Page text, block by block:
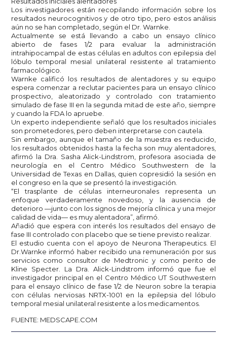
Los investigadores están recopilando información sobre los
resultados neurocognitivos y de otro tipo, pero estos análisis
aún no se han completado, según el Dr. Warnke.
Actualmente se está llevando a cabo un ensayo clínico
abierto de fases 1/2 para evaluar la administración
intrahipocampal de estas células en adultos con epilepsia del
lóbulo temporal mesial unilateral resistente al tratamiento
farmacológico.
Warnke calificó los resultados de alentadores y su equipo
espera comenzar a reclutar pacientes para un ensayo clínico
prospectivo, aleatorizado y controlado con tratamiento
simulado de fase III en la segunda mitad de este año, siempre
y cuando la FDA lo apruebe.
Un experto independiente señaló que los resultados iniciales
son prometedores, pero deben interpretarse con cautela.
Sin embargo, aunque el tamaño de la muestra es reducido,
los resultados obtenidos hasta la fecha son muy alentadores,
afirmó la Dra. Sasha Alick-Lindstrom, profesora asociada de
neurología en el Centro Médico Southwestern de la
Universidad de Texas en Dallas, quien copresidió la sesión en
el congreso en la que se presentó la investigación.
“El trasplante de células interneuronales representa un
enfoque verdaderamente novedoso, y la ausencia de
deterioro —junto con los signos de mejoría clínica y una mejor
calidad de vida— es muy alentadora”, afirmó.
Añadió que espera con interés los resultados del ensayo de
fase III controlado con placebo que se tiene previsto realizar.
El estudio cuenta con el apoyo de Neurona Therapeutics. El
Dr.Warnke informó haber recibido una remuneración por sus
servicios como consultor de Medtronic y como perito de
Kline Specter. La Dra. Alick-Lindstrom informó que fue el
investigador principal en el Centro Médico UT Southwestern
para el ensayo clínico de fase 1/2 de Neuron sobre la terapia
con células nerviosas NRTX-1001 en la epilepsia del lóbulo
temporal mesial unilateral resistente a los medicamentos.
FUENTE: MEDSCAPE.COM